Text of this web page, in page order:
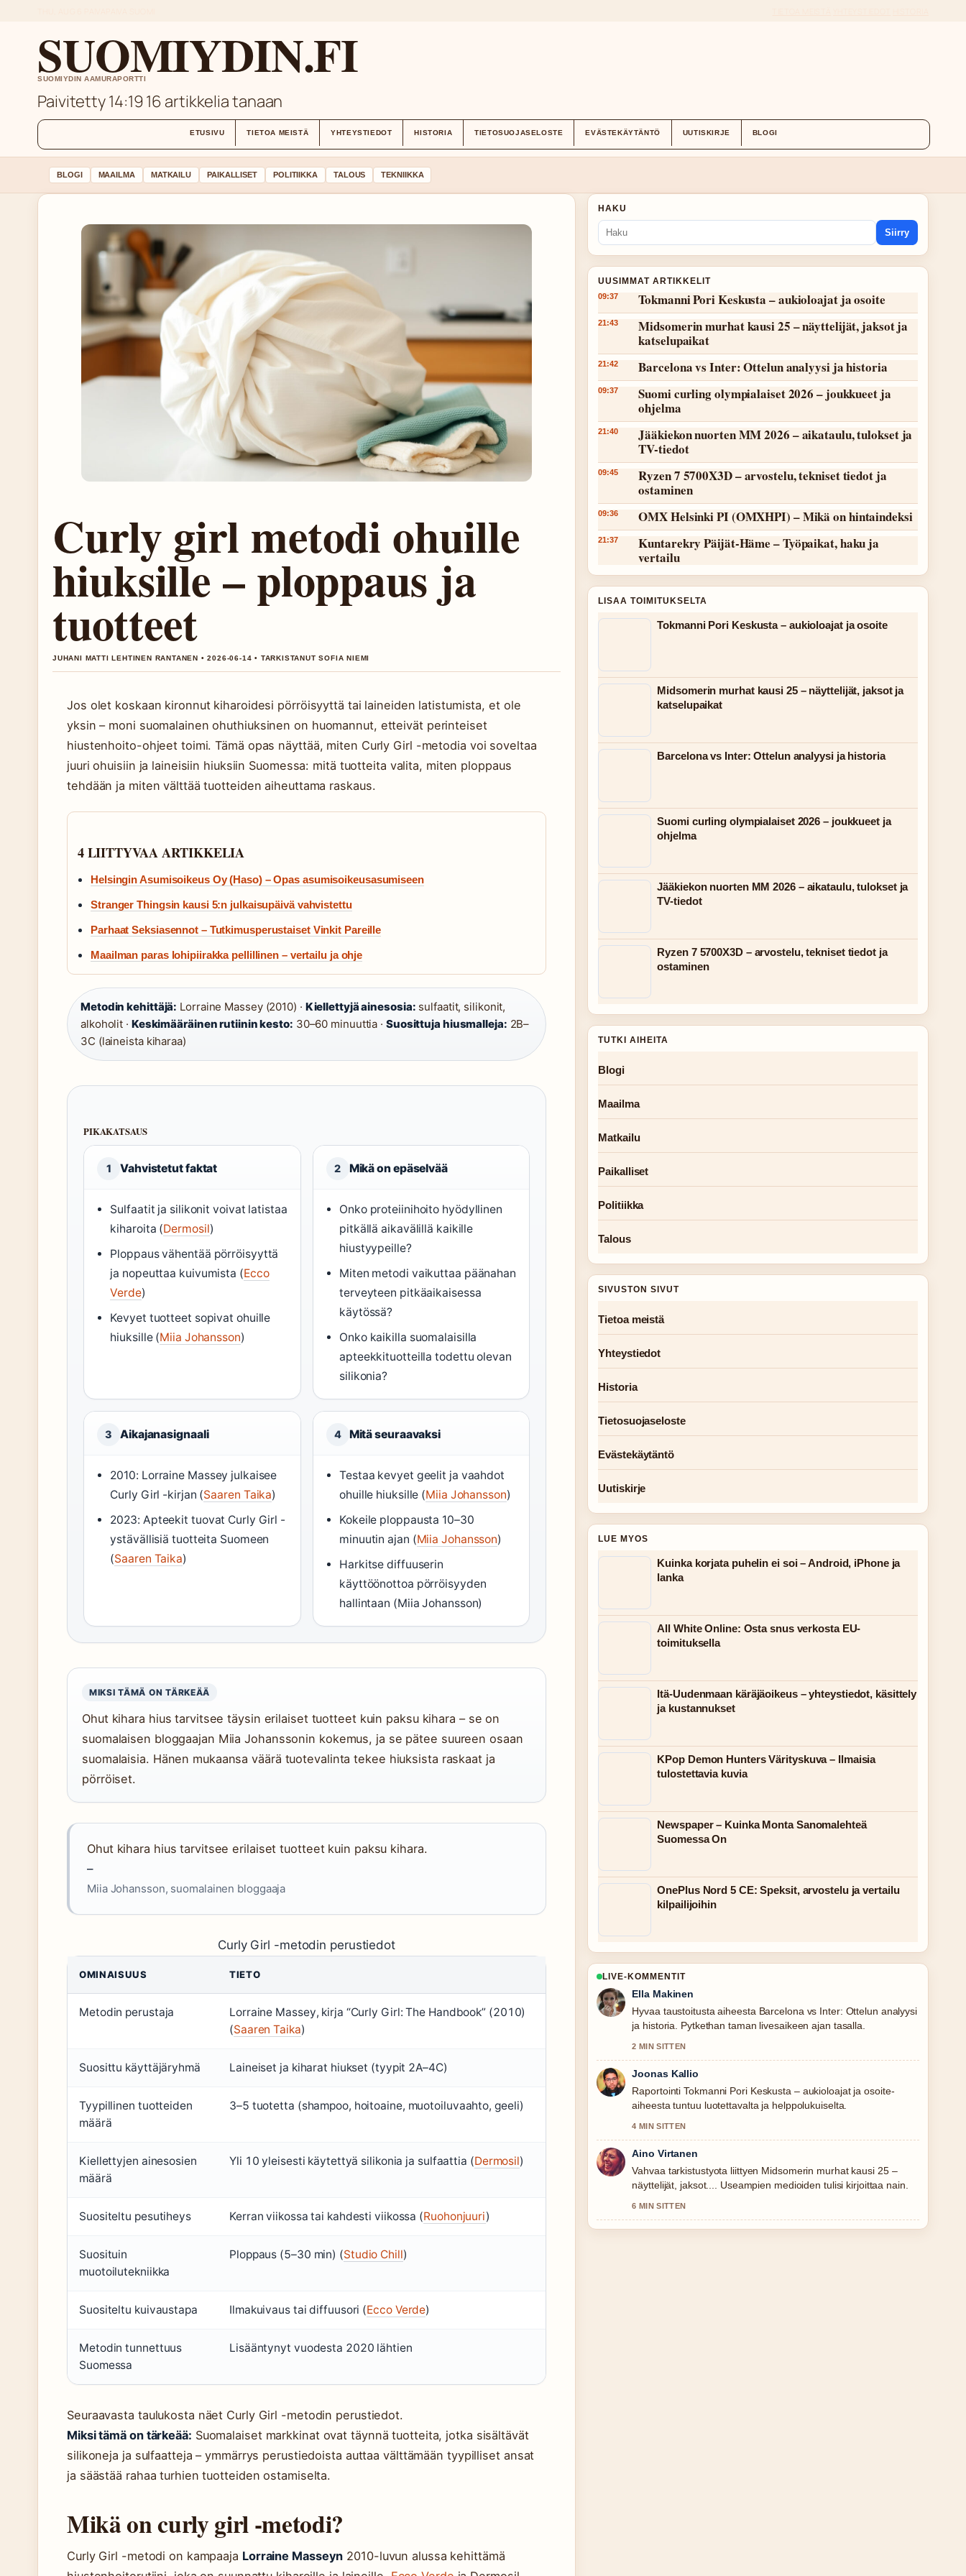
SUOMIYDIN.FI
SUOMIYDIN AAMURAPORTTI
Paivitetty 14:1916 artikkelia tanaan
ETUSIVU TIETOA MEISTÄ YHTEYSTIEDOT HISTORIA TIETOSUOJASELOSTE EVÄSTEKÄYTÄNTÖ UUTISKIRJE BLOGI
BLOGI MAAILMA MATKAILU PAIKALLISET POLITIIKKA TALOUS TEKNIIKKA
Curly girl metodi ohuille
hiuksille – ploppaus ja
tuotteet
JUHANI MATTI LEHTINEN RANTANEN • 2026-06-14 • TARKISTANUT SOFIA NIEMI
Jos olet koskaan kironnut kiharoidesi pörröisyyttä tai laineiden latistumista, et ole
yksin – moni suomalainen ohuthiuksinen on huomannut, etteivät perinteiset
hiustenhoito-ohjeet toimi. Tämä opas näyttää, miten Curly Girl -metodia voi soveltaa
juuri ohuisiin ja laineisiin hiuksiin Suomessa: mitä tuotteita valita, miten ploppaus
tehdään ja miten välttää tuotteiden aiheuttama raskaus.
4 LIITTYVAA ARTIKKELIA
Helsingin Asumisoikeus Oy (Haso) – Opas asumisoikeusasumiseen
Stranger Thingsin kausi 5:n julkaisupäivä vahvistettu
Parhaat Seksiasennot – Tutkimusperustaiset Vinkit Pareille
Maailman paras lohipiirakka pellillinen – vertailu ja ohje
Metodin kehittäjä: Lorraine Massey (2010) · Kiellettyjä ainesosia: sulfaatit, silikonit,
alkoholit · Keskimääräinen rutiinin kesto: 30–60 minuuttia · Suosittuja hiusmalleja: 2B–
3C (laineista kiharaa)
PIKAKATSAUS
1 Vahvistetut faktat
Sulfaatit ja silikonit voivat latistaa
kiharoita (Dermosil)
Ploppaus vähentää pörröisyyttä
ja nopeuttaa kuivumista (Ecco
Verde)
Kevyet tuotteet sopivat ohuille
hiuksille (Miia Johansson)
2 Mikä on epäselvää
Onko proteiinihoito hyödyllinen
pitkällä aikavälillä kaikille
hiustyypeille?
Miten metodi vaikuttaa päänahan
terveyteen pitkäaikaisessa
käytössä?
Onko kaikilla suomalaisilla
apteekkituotteilla todettu olevan
silikonia?
3 Aikajanasignaali
2010: Lorraine Massey julkaisee
Curly Girl -kirjan (Saaren Taika)
2023: Apteekit tuovat Curly Girl -
ystävällisiä tuotteita Suomeen
(Saaren Taika)
4 Mitä seuraavaksi
Testaa kevyet geelit ja vaahdot
ohuille hiuksille (Miia Johansson)
Kokeile ploppausta 10–30
minuutin ajan (Miia Johansson)
Harkitse diffuuserin
käyttöönottoa pörröisyyden
hallintaan (Miia Johansson)
MIKSI TÄMÄ ON TÄRKEÄÄ
Ohut kihara hius tarvitsee täysin erilaiset tuotteet kuin paksu kihara – se on
suomalaisen bloggaajan Miia Johanssonin kokemus, ja se pätee suureen osaan
suomalaisia. Hänen mukaansa väärä tuotevalinta tekee hiuksista raskaat ja
pörröiset.
Ohut kihara hius tarvitsee erilaiset tuotteet kuin paksu kihara.
–
Miia Johansson, suomalainen bloggaaja
Curly Girl -metodin perustiedot
OMINAISUUS TIETO
Metodin perustaja
Lorraine Massey, kirja “Curly Girl: The Handbook” (2010)
(Saaren Taika)
Suosittu käyttäjäryhmä Laineiset ja kiharat hiukset (tyypit 2A–4C)
Tyypillinen tuotteiden
määrä
3–5 tuotetta (shampoo, hoitoaine, muotoiluvaahto, geeli)
Kiellettyjen ainesosien
määrä
Yli 10 yleisesti käytettyä silikonia ja sulfaattia (Dermosil)
Suositeltu pesutiheys Kerran viikossa tai kahdesti viikossa (Ruohonjuuri)
Suosituin
muotoilutekniikka
Ploppaus (5–30 min) (Studio Chill)
Suositeltu kuivaustapa Ilmakuivaus tai diffuusori (Ecco Verde)
Metodin tunnettuus
Suomessa
Lisääntynyt vuodesta 2020 lähtien
Seuraavasta taulukosta näet Curly Girl -metodin perustiedot.
Miksi tämä on tärkeää: Suomalaiset markkinat ovat täynnä tuotteita, jotka sisältävät
silikoneja ja sulfaatteja – ymmärrys perustiedoista auttaa välttämään tyypilliset ansat
ja säästää rahaa turhien tuotteiden ostamiselta.
Mikä on curly girl -metodi?
Curly Girl -metodi on kampaaja Lorraine Masseyn 2010-luvun alussa kehittämä
HAKU
Siirry
UUSIMMAT ARTIKKELIT
09:37 Tokmanni Pori Keskusta – aukioloajat ja osoite
21:43
Midsomerin murhat kausi 25 – näyttelijät, jaksot ja
katselupaikat
21:42 Barcelona vs Inter: Ottelun analyysi ja historia
09:37
Suomi curling olympialaiset 2026 – joukkueet ja
ohjelma
21:40
Jääkiekon nuorten MM 2026 – aikataulu, tulokset ja
TV-tiedot
09:45
Ryzen 7 5700X3D – arvostelu, tekniset tiedot ja
ostaminen
09:36 OMX Helsinki PI (OMXHPI) – Mikä on hintaindeksi
21:37
Kuntarekry Päijät-Häme – Työpaikat, haku ja
vertailu
LISAA TOIMITUKSELTA
Tokmanni Pori Keskusta – aukioloajat ja osoite
Midsomerin murhat kausi 25 – näyttelijät, jaksot ja
katselupaikat
Barcelona vs Inter: Ottelun analyysi ja historia
Suomi curling olympialaiset 2026 – joukkueet ja
ohjelma
Jääkiekon nuorten MM 2026 – aikataulu, tulokset ja
TV-tiedot
Ryzen 7 5700X3D – arvostelu, tekniset tiedot ja
ostaminen
TUTKI AIHEITA
Blogi
Maailma
Matkailu
Paikalliset
Politiikka
Talous
SIVUSTON SIVUT
Tietoa meistä
Yhteystiedot
Historia
Tietosuojaseloste
Evästekäytäntö
Uutiskirje
LUE MYOS
Kuinka korjata puhelin ei soi – Android, iPhone ja
lanka
All White Online: Osta snus verkosta EU-
toimituksella
Itä-Uudenmaan käräjäoikeus – yhteystiedot, käsittely
ja kustannukset
KPop Demon Hunters Värityskuva – Ilmaisia
tulostettavia kuvia
Newspaper – Kuinka Monta Sanomalehteä
Suomessa On
OnePlus Nord 5 CE: Speksit, arvostelu ja vertailu
kilpailijoihin
LIVE-KOMMENTIT
Ella Makinen
Hyvaa taustoitusta aiheesta Barcelona vs Inter: Ottelun analyysi
ja historia. Pytkethan taman livesaikeen ajan tasalla.
2 MIN SITTEN
Joonas Kallio
Raportointi Tokmanni Pori Keskusta – aukioloajat ja osoite-
aiheesta tuntuu luotettavalta ja helppolukuiselta.
4 MIN SITTEN
Aino Virtanen
Vahvaa tarkistustyota liittyen Midsomerin murhat kausi 25 –
näyttelijät, jaksot.... Useampien medioiden tulisi kirjoittaa nain.
6 MIN SITTEN